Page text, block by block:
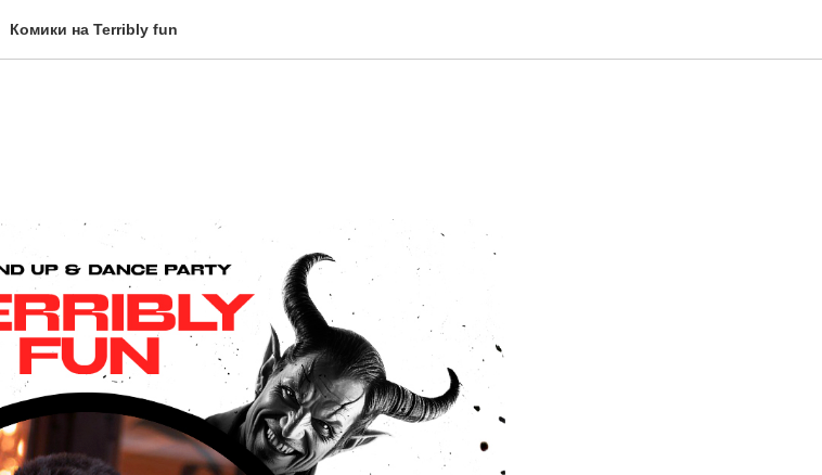
Комики на Terribly fun